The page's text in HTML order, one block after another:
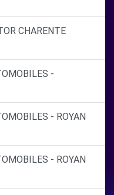
CHARENTE
-
- ROYAN
- ROYAN